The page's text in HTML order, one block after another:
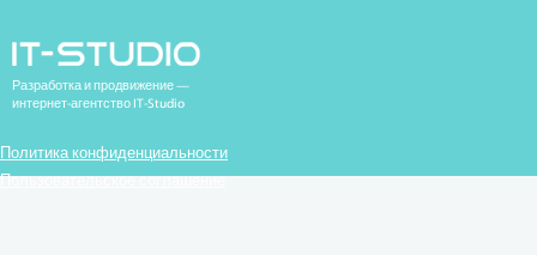
Разработка и продвижение —
интернет-агентство IT-Studio
Политика конфиденциальности